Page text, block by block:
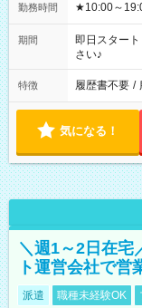
勤務時間 ★10:00～
期間
即日スター
さい♪
特徴 履歴書不要 /
気になる！
＼週1～2日在宅
ト運営会社で営
派遣 職種未経験OK